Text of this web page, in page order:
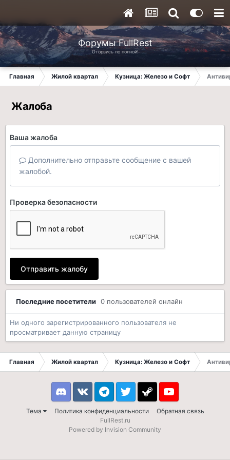
Форумы FullRest
Оторвись по полной!
Главная Жилой квартал Кузница: Железо и Софт
Жалоба
Ваша жалоба
Дополнительно отправьте сообщение с вашей
жалобой.
Проверка безопасности
Отправить жалобу
Последние посетители 0 пользователей онлайн
Ни одного зарегистрированного пользователя не
просматривает данную страницу
Главная Жилой квартал Кузница: Железо и Софт
Тема Политика конфиденциальности Обратная связь
DiscordVK TelegramTwitter Steam Youtube
FullRest.ru
Powered by Invision Community